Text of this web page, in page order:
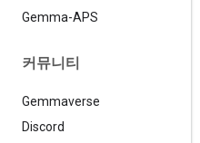
Gemma-APS
커뮤니티
Gemmaverse
Discord